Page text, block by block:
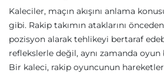
Kaleciler, maçın akışını anlama
gibi. Rakip takımın ataklarını
pozisyon alarak tehlikeyi bertaraf
reflekslerle değil, aynı zamanda
Bir kaleci, rakip oyuncunun